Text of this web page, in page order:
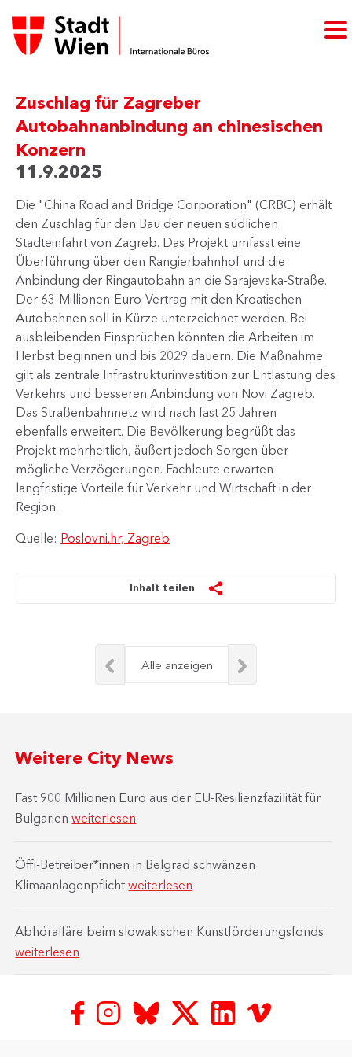
Zuschlag für Zagreber
Autobahnanbindung an chinesischen
Konzern
11.9.2025
Die "China Road and Bridge Corporation" (CRBC) erhält
den Zuschlag für den Bau der neuen südlichen
Stadteinfahrt von Zagreb. Das Projekt umfasst eine
Überführung über den Rangierbahnhof und die
Anbindung der Ringautobahn an die Sarajevska-Straße.
Der 63-Millionen-Euro-Vertrag mit den Kroatischen
Autobahnen soll in Kürze unterzeichnet werden. Bei
ausbleibenden Einsprüchen könnten die Arbeiten im
Herbst beginnen und bis 2029 dauern. Die Maßnahme
gilt als zentrale Infrastrukturinvestition zur Entlastung des
Verkehrs und besseren Anbindung von Novi Zagreb.
Das Straßenbahnnetz wird nach fast 25 Jahren
ebenfalls erweitert. Die Bevölkerung begrüßt das
Projekt mehrheitlich, äußert jedoch Sorgen über
mögliche Verzögerungen. Fachleute erwarten
langfristige Vorteile für Verkehr und Wirtschaft in der
Region.
Quelle: Poslovni.hr, Zagreb
Inhalt teilen
Alle anzeigen
Weitere City News
Fast 900 Millionen Euro aus der EU-Resilienzfazilität für
Bulgarienweiterlesen
Öffi-Betreiber*innen in Belgrad schwänzen
Klimaanlagenpflichtweiterlesen
Abhöraffäre beim slowakischen Kunstförderungsfonds
weiterlesen